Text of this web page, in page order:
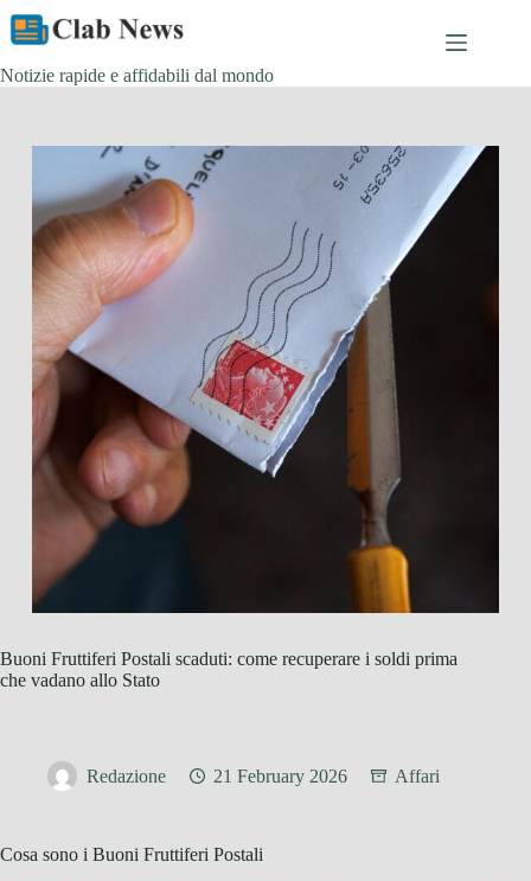
content
Notizie rapide e affidabili dal mondo
Buoni Fruttiferi Postali scaduti: come recuperare i soldi prima
che vadano allo Stato
Redazione 21 February 2026 Affari
Cosa sono i Buoni Fruttiferi Postali